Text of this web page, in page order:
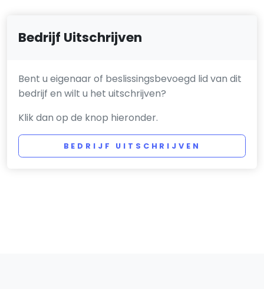
Bedrijf Uitschrijven
Bent u eigenaar of beslissingsbevoegd lid van dit
bedrijf en wilt u het uitschrijven?
Klik dan op de knop hieronder.
BEDRIJF UITSCHRIJVEN